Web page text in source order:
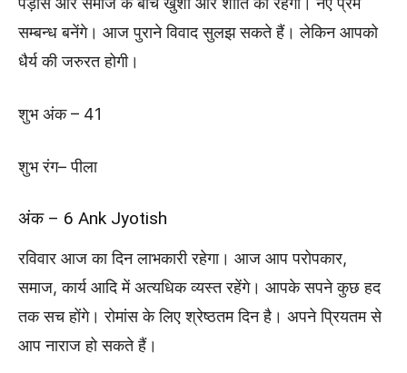
सम्बन्ध बनेंगे। आज पुराने विवाद सुलझ सकते हैं। लेकिन आपको
धैर्य की जरुरत होगी।
शुभ अंक – 41
शुभ रंग– पीला
अंक – 6 Ank Jyotish
रविवार आज का दिन लाभकारी रहेगा। आज आप परोपकार,
समाज, कार्य आदि में अत्यधिक व्यस्त रहेंगे। आपके सपने कुछ हद
तक सच होंगे। रोमांस के लिए श्रेष्ठतम दिन है। अपने प्रियतम से
आप नाराज हो सकते हैं।